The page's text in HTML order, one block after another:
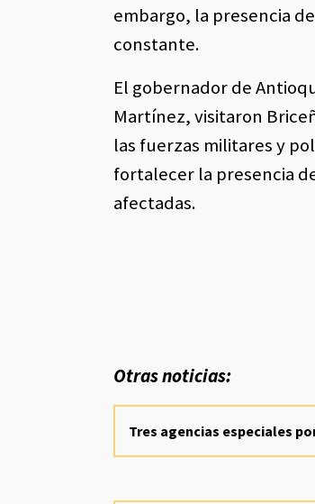
embargo, la presencia
constante.
El gobernador de
Martínez, visitaron
las fuerzas militares y
fortalecer la presencia
afectadas.
Otras noticias:
Tres agencias especiales